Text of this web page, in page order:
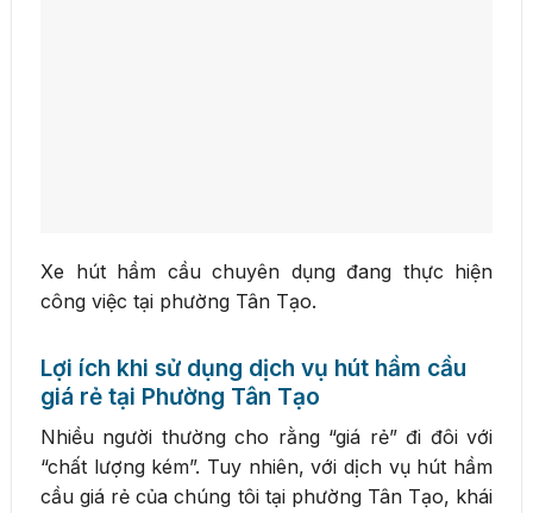
Xe hút hầm cầu chuyên dụng đang thực hiện
công việc tại phường Tân Tạo.
Lợi ích khi sử dụng dịch vụ hút hầm cầu
giá rẻ tại Phường Tân Tạo
Nhiều người thường cho rằng “giá rẻ” đi đôi với
“chất lượng kém”. Tuy nhiên, với dịch vụ hút hầm
cầu giá rẻ của chúng tôi tại phường Tân Tạo, khái